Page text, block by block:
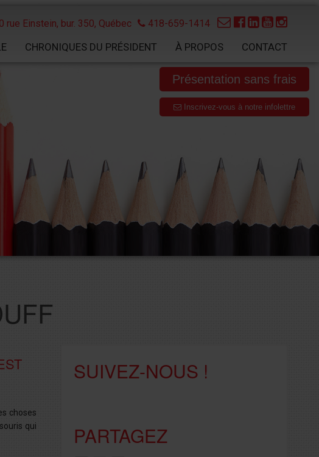
rue Einstein, bur. 350, Québec 418-659-1414
CHRONIQUES DU PRÉSIDENT À PROPOS CONTACT
Présentation sans frais
Inscrivez-vous à notre infolettre
choses
qui
SUIVEZ-NOUS !
PARTAGEZ